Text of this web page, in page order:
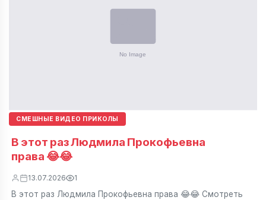
СМЕШНЫЕ ВИДЕО ПРИКОЛЫ
В этот раз Людмила Прокофьевна
права 😂😂
13.07.2026 1
В этот раз Людмила Прокофьевна права 😂😂 Смотреть